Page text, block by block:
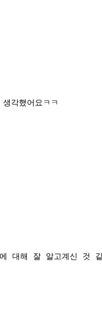
각했어요ㅋㅋ
에 대해 잘 알고계신 것